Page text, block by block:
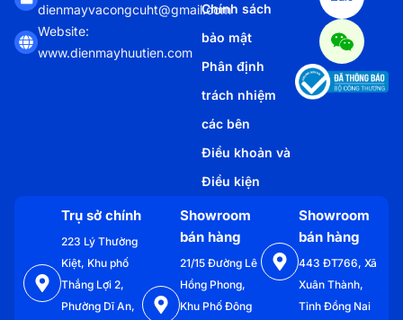
dienmayvacongcuht@gmail.com
Website:
www.dienmayhuutien.com
Chính sách
bảo mật
Phân định
trách nhiệm
các bên
Điều khoản và
Điều kiện
Trụ sở chính
223 Lý Thường
Kiệt, Khu phố
Thắng Lợi 2,
Phường Dĩ An,
Showroom
bán hàng
21/15 Đường Lê
Hồng Phong,
Khu Phố Đông
Showroom
bán hàng
443 ĐT766, Xã
Xuân Thành,
Tỉnh Đồng Nai